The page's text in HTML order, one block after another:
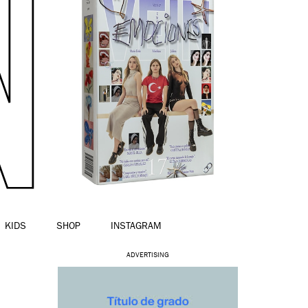
KIDS SHOP INSTAGRAM
ADVERTISING